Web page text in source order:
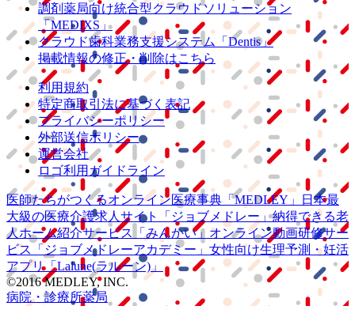
調剤薬局向け統合型クラウドソリューション
「MEDIXS」
クラウド歯科業務支援システム
「Dentis」
掲載情報の修正・削除はこちら
利用規約
特定商取引法に基づく表記
プライバシーポリシー
外部送信ポリシー
運営会社
ロゴ利用ガイドライン
医師たちがつくるオンライン医療事典 「MEDLEY」
日本最
大級の医療介護求人サイト 「ジョブメドレー」納得できる老
人ホーム紹介サービス
「みんかい」 オンライン動画研修サー
ビス
「ジョブメドレーアカデミー」 女性向け生理予測・妊活
アプリ「Lalune(ラルーン)」
©2016 MEDLEY, INC.
病院・診療所薬局